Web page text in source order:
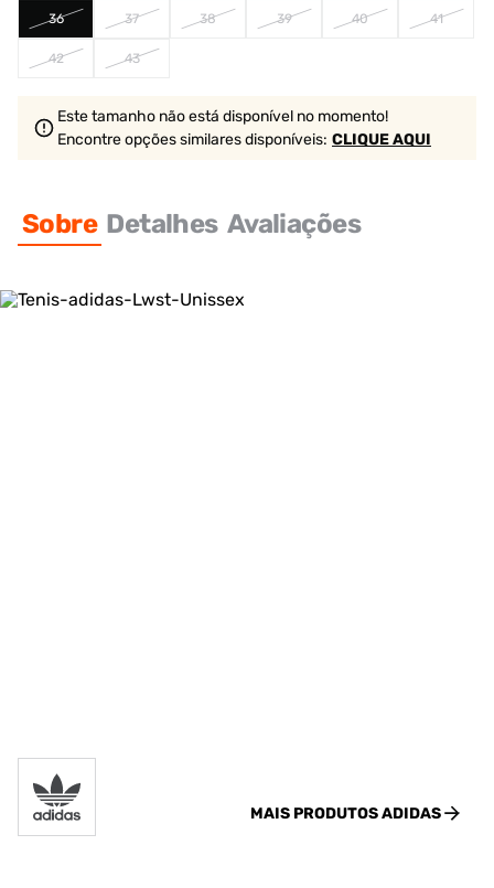
36 37 38 39 40 41
42 43
Este tamanho não está disponível no momento!
Encontre opções similaresdisponíveis: CLIQUE AQUI
Sobre Detalhes Avaliações
MAIS PRODUTOSADIDAS